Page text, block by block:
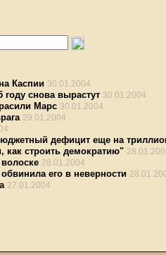
Каспии 30.01.2004
снова вырастут 30.01.2004
Марс 30.01.2004
29.01.2004
дефицит еще на
строить демократию"
28.01.2004
его в неверности
27.01.2004